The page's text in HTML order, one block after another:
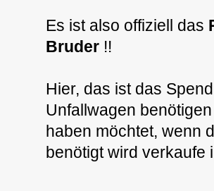
Es ist also offiziell das
Bruder !!
Hier, das ist das
Unfallwagen
haben möchtet, wenn
benötigt wird